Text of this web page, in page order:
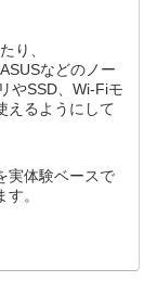
り、
などのノー
やSSD、Wi-Fiモ
えるようにして
実体験ベースで
。